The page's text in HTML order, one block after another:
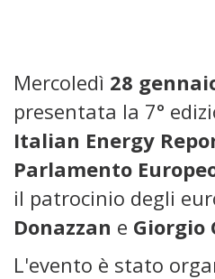
Mercoledì 28
presentata la 7°
Italian Energy
Parlamento
il patrocinio degli
Donazzan e Giorgio
L'evento è stato